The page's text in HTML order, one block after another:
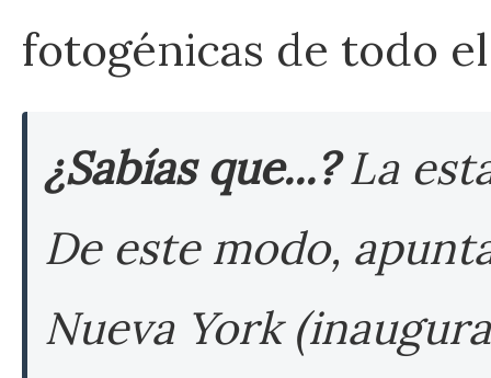
fotogénicas de todo
¿Sabías que...?La
De este modo,
Nueva York